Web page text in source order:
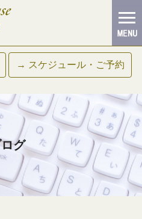
→ スケジュール・ご予約
グ